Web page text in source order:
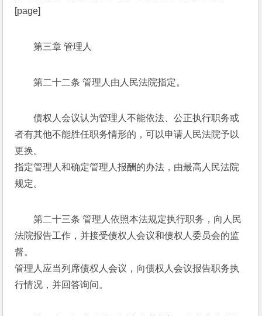
[page]
第三章 管理人
第二十二条 管理人由人民法院指定。
债权人会议认为管理人不能依法、公正执行职务或
者有其他不能胜任职务情形的，可以申请人民法院予以
更换。
指定管理人和确定管理人报酬的办法，由最高人民法院
规定。
第二十三条 管理人依照本法规定执行职务，向人民
法院报告工作，并接受债权人会议和债权人委员会的监
督。
管理人应当列席债权人会议，向债权人会议报告职务执
行情况，并回答询问。